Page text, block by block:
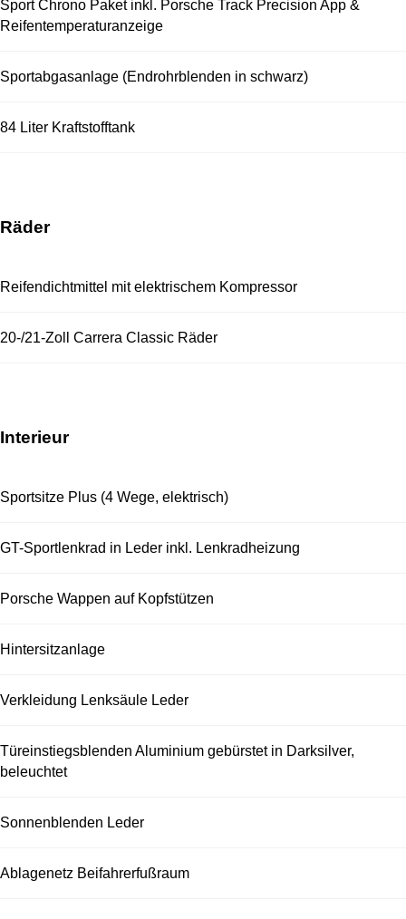
Sport Chrono Paket inkl. Porsche Track Precision App &
Reifentemperaturanzeige
Sportabgasanlage (Endrohrblenden in schwarz)
84 Liter Kraftstofftank
Räder
Reifendichtmittel mit elektrischem Kompressor
20-/21-Zoll Carrera Classic Räder
Interieur
Sportsitze Plus (4 Wege, elektrisch)
GT-Sportlenkrad in Leder inkl. Lenkradheizung
Porsche Wappen auf Kopfstützen
Hintersitzanlage
Verkleidung Lenksäule Leder
Türeinstiegsblenden Aluminium gebürstet in Darksilver,
beleuchtet
Sonnenblenden Leder
Ablagenetz Beifahrerfußraum